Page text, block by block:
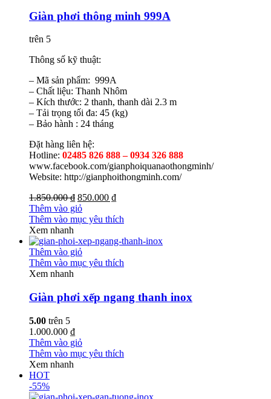
Giàn phơi thông minh 999A
trên 5
Thông số kỹ thuật:
– Mã sản phẩm: 999A
– Chất liệu: Thanh Nhôm
– Kích thước: 2 thanh, thanh dài 2.3 m
– Tải trọng tối đa: 45 (kg)
– Bảo hành : 24 tháng
Đặt hàng liên hệ:
Hotline: 02485 826 888 – 0934 326 888
www.facebook.com/gianphoiquanaothongminh/
Website: http://gianphoithongminh.com/
1.850.000 ₫ 850.000 ₫
Thêm vào giỏ
Thêm vào mục yêu thích
Xem nhanh
Thêm vào giỏ
Thêm vào mục yêu thích
Xem nhanh
Giàn phơi xếp ngang thanh inox
5.00 trên 5
1.000.000 ₫
Thêm vào giỏ
Thêm vào mục yêu thích
Xem nhanh
HOT
-55%